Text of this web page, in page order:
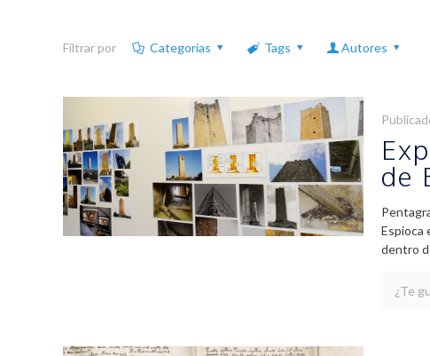
Filtrar por Categorias Tags Autores
de
Espioca
dentro
¿Te